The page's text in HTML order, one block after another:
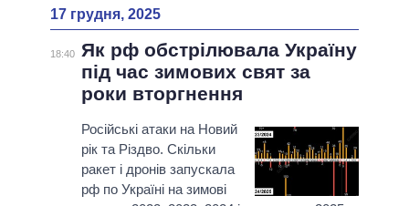
17 грудня, 2025
18:40
Як рф обстрілювала Україну
під час зимових свят за
роки вторгнення
Російські атаки на Новий
рік та Різдво. Скільки
ракет і дронів запускала
рф по Україні на зимові